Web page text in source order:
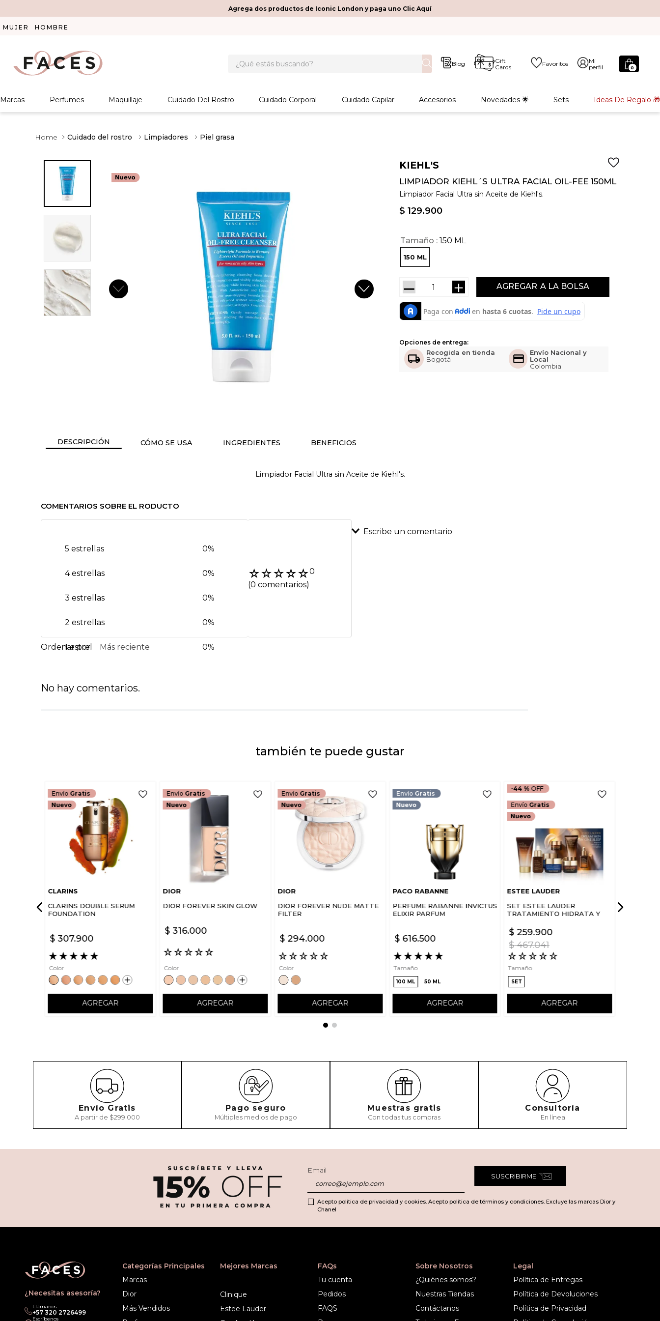
Agrega dos productos de Iconic London y paga uno Clic Aquí
MUJER HOMBRE
Blog
Gift
Cards
Favoritos
Mi
perfil
0
Marcas Perfumes Maquillaje Cuidado Del Rostro Cuidado Corporal Cuidado Capilar Accesorios Novedades 🌟 Sets Ideas De Regalo 🎁
Cuidado del rostro Limpiadores Piel grasa
KIEHL'S
LIMPIADOR KIEHL´S ULTRA FACIAL OIL-FEE 150ML
Limpiador Facial Ultra sin Aceite de Kiehl's.
$ 129.900
Tamaño 150 ML
150 ML
AGREGAR
＋
－
Opciones de entrega:
Recogida en tienda
Bogotá
Envío Nacional y
Local
Colombia
DESCRIPCIÓN CÓMO SE USA INGREDIENTES BENEFICIOS
Limpiador Facial Ultra sin Aceite de Kiehl's.
COMENTARIOS SOBRE EL RODUCTO
☆☆☆☆☆0
(0 comentarios)
5 estrellas 0%
4 estrellas 0%
3 estrellas 0%
2 estrellas 0%
1 estrella 0%
Escribe un comentario
Más reciente
No hay comentarios.
también te puede gustar
Envío Gratis
CLARINS
CLARINS DOUBLE SERUM
FOUNDATION
$ 307.900
★★★★★
Color
AGREGAR
Envío Gratis
DIOR
DIOR FOREVER SKIN GLOW
$ 316.000
☆☆☆☆☆
Color
AGREGAR
Envío Gratis
DIOR
DIOR FOREVER NUDE MATTE
FILTER
$ 294.000
☆☆☆☆☆
Color
AGREGAR
Envío Gratis
PACO RABANNE
PERFUME RABANNE INVICTUS
ELIXIR PARFUM
$ 616.500
★★★★★
Tamaño
100 ML 50 ML
AGREGAR
Envío Gratis
-44 %
ESTEE LAUDER
SET ESTEE LAUDER
TRATAMIENTO HIDRATA Y
SKIN IN ONE SLEEP
$ 467.041
$ 259.900
☆☆☆☆☆
Tamaño
SET
AGREGAR
Envío Gratis
A partir de $299.000
Pago seguro
Múltiples medios de pago
Muestras gratis
Con todas tus compras
Consultoría
En línea
Email
SUSCRIBIRME
Acepto política de privacidad y cookies. Acepto política de términos y condiciones. Excluye las marcas Dior y
Chanel
¿Necesitas asesoría?
Llámanos
‎+57 320 2726499
Escríbenos
Categorías Principales
Marcas
Dior
Más Vendidos
Mejores Marcas
Clinique
Estee Lauder
FAQs
Tu cuenta
Pedidos
FAQS
Sobre Nosotros
¿Quiénes somos?
Nuestras Tiendas
Contáctanos
Legal
Política de Entregas
Política de Devoluciones
Política de Privacidad